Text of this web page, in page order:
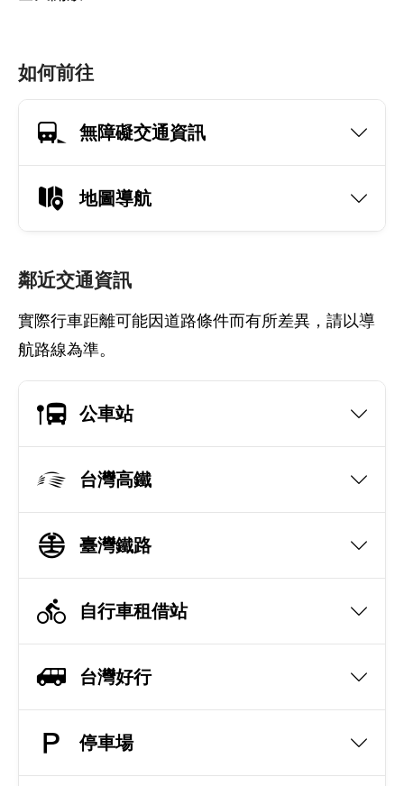
如何前往
無障礙交通資訊
地圖導航
鄰近交通資訊
實際行車距離可能因道路條件而有所差異，請以導
航路線為準。
公車站
台灣高鐵
臺灣鐵路
自行車租借站
台灣好行
停車場